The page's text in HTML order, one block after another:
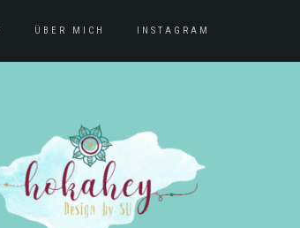
ÜBER MICH INSTAGRAM